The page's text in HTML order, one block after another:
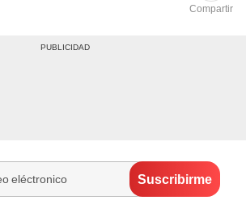
Compartir